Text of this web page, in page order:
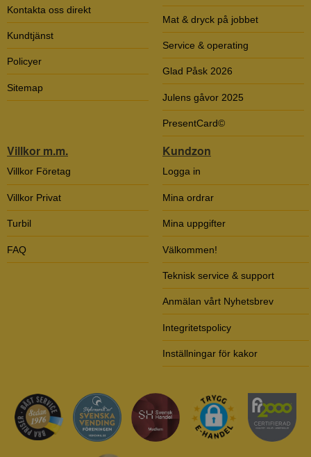
Kontakta oss direkt
Kundtjänst
Policyer
Sitemap
Mat & dryck på jobbet
Service & operating
Glad Påsk 2026
Julens gåvor 2025
PresentCard©
Villkor m.m.
Villkor Företag
Villkor Privat
Turbil
FAQ
Kundzon
Logga in
Mina ordrar
Mina uppgifter
Välkommen!
Teknisk service & support
Anmälan vårt Nyhetsbrev
Integritetspolicy
Inställningar för kakor